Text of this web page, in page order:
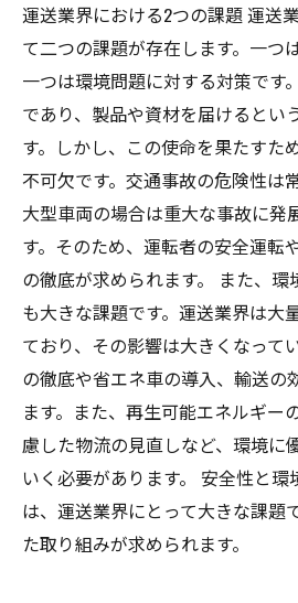
運送業界における2つの課題 運送
て二つの課題が存在します。一つ
一つは環境問題に対する対策です
であり、製品や資材を届けるとい
す。しかし、この使命を果たすた
不可欠です。交通事故の危険性は
大型車両の場合は重大な事故に発
す。そのため、運転者の安全運転
の徹底が求められます。 また、環
も大きな課題です。運送業界は大
ており、その影響は大きくなって
の徹底や省エネ車の導入、輸送の
ます。また、再生可能エネルギー
慮した物流の見直しなど、環境に
いく必要があります。 安全性と
は、運送業界にとって大きな課題
た取り組みが求められます。